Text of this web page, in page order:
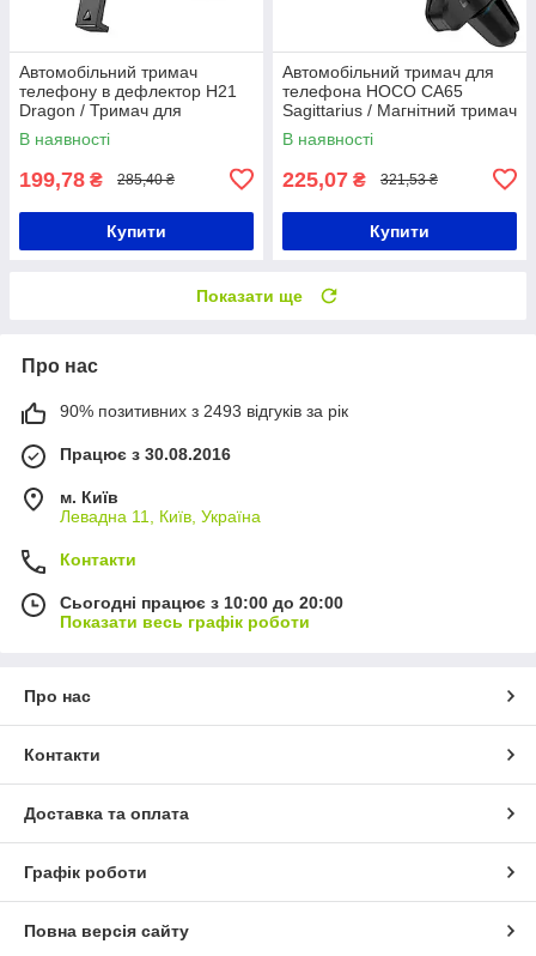
Автомобільний тримач
телефону в дефлектор H21
Dragon / Тримач для
смартфона / Автотримач
В наявності
199,78 ₴ 285,40 ₴
Купити
Автомобільний тримач для
телефона HOCO CA65
Sagittarius / Магнітний тримач
дефлектор / Автомобільний
холдер
В наявності
225,07 ₴ 321,53 ₴
Купити
Показати ще
Про нас
90% позитивних з 2493 відгуків за рік
Працює з 30.08.2016
м. Київ
Левадна 11, Київ, Україна
Контакти
Сьогодні працює з 10:00 до 20:00
Показати весь графік роботи
Про нас
Контакти
Доставка та оплата
Графік роботи
Повна версія сайту